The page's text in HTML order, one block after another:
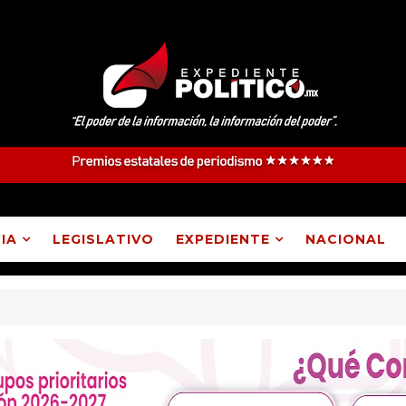
LEGISLATIVO EXPEDIENTE NACIONAL